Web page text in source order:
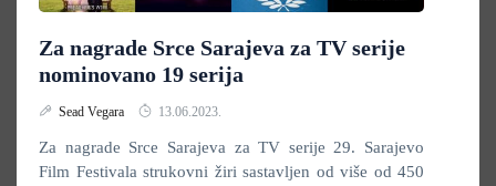
Za nagrade Srce Sarajeva za TV serije
nominovano 19 serija
Sead Vegara 13.06.2023.
Za nagrade Srce Sarajeva za TV serije 29. Sarajevo
Film Festivala strukovni žiri sastavljen od više od 450